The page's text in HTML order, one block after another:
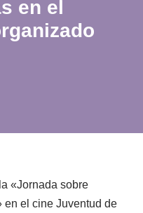
en el
«Jornada sobre
en el cine Juventud de